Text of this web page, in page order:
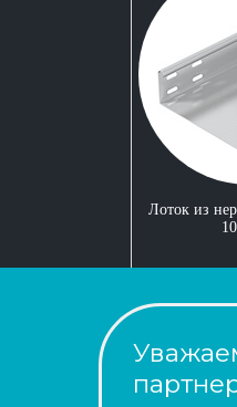
Лоток из